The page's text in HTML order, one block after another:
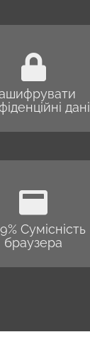
дані
Сумісність
браузера